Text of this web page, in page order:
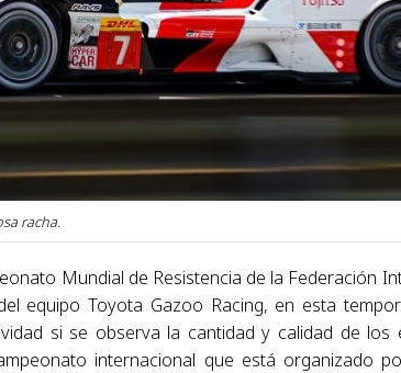
racha.
Mundial de Resistencia de la Federación
equipo Toyota Gazoo Racing, en esta
si se observa la cantidad y calidad de los
internacional que está organizado